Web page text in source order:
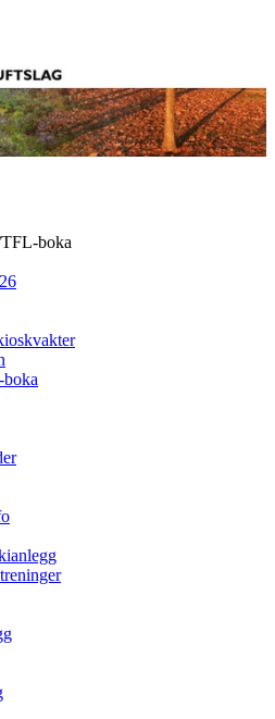
boka